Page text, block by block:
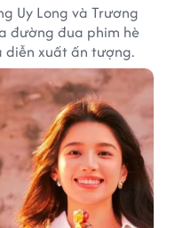
Uy Long và Trương
đường đua phim hè
diễn xuất ấn tượng.